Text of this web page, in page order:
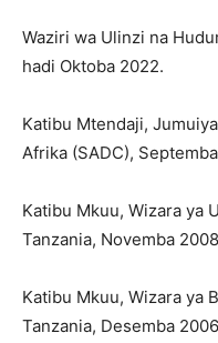
Waziri wa Ulinzi na
hadi Oktoba 2022.
Katibu Mtendaji,
Afrika (SADC),
Katibu Mkuu, Wizara ya
Tanzania, Novemba
Katibu Mkuu, Wizara ya
Tanzania, Desemba